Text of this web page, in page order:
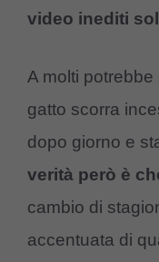
video inediti
A molti
gatto scorra
dopo giorno e
verità però è
cambio di
accentuata di